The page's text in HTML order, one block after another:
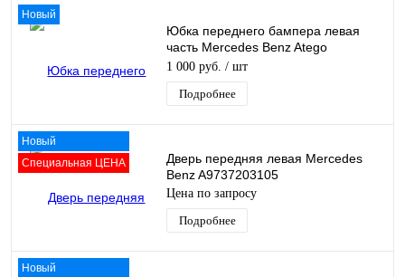
Новый
Юбка переднего бампера левая
часть Mercedes Benz Atego
A9448850725
1 000 руб. / шт
Подробнее
Новый
Специальная ЦЕНА
Дверь передняя левая Mercedes
Benz A9737203105
Цена по запросу
Подробнее
Новый